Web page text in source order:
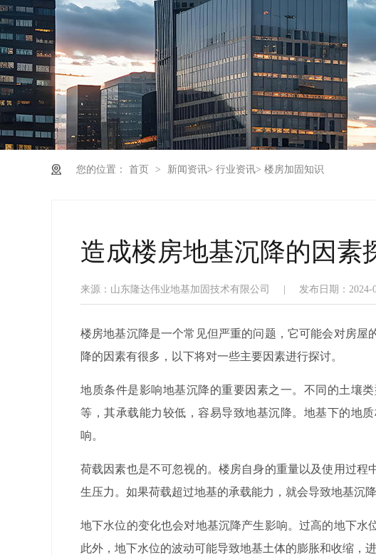
您的位置： 首页 > 新闻资讯> 行业资讯> 楼房加固知识
造成楼房地基沉降的因素
来源：山东隆达伟业地基加固技术有限公司 发布日期：2024-
楼房地基沉降是一个常见但严重的问题，它可能会对房
降的因素有很多，以下将对一些主要因素进行探讨。
地质条件是影响地基沉降的重要因素之一。不同的土壤
等，其承载能力较低，容易导致地基沉降。地基下的地
响。
荷载因素也是不可忽视的。楼房自身的重量以及使用过
生压力。如果荷载超过地基的承载能力，就会导致地基沉降
地下水位的变化也会对地基沉降产生影响。过高的地下水
此外，地下水位的波动可能导致地基土体的膨胀和收缩，进